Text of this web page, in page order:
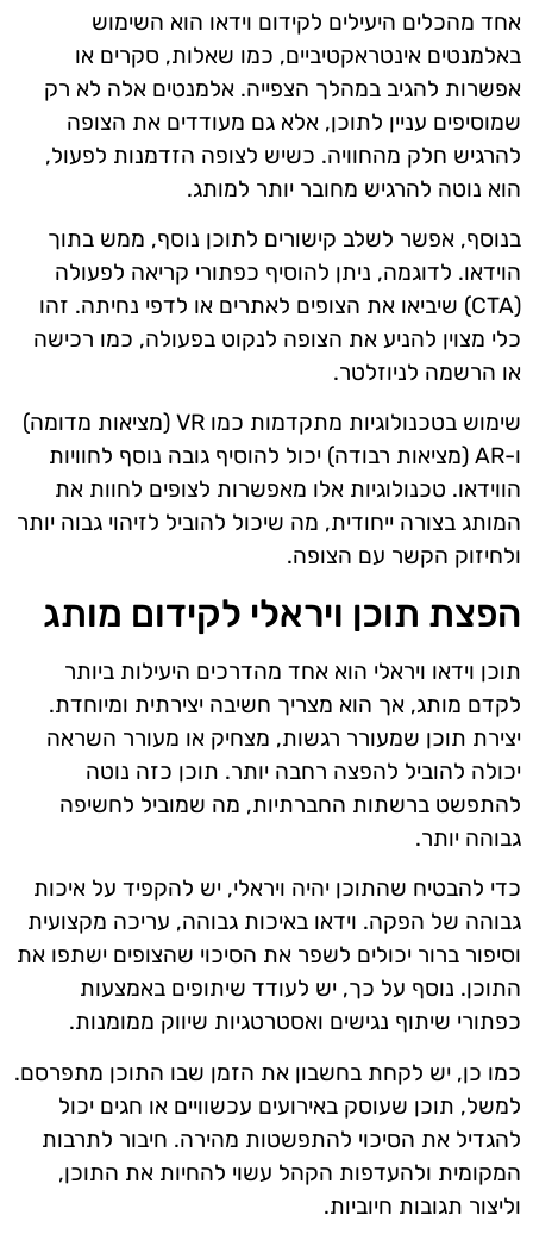
אחד מהכלים היעילים לקידום וידאו הוא השימוש
באלמנטים אינטראקטיביים, כמו שאלות, סקרים או
אפשרות להגיב במהלך הצפייה. אלמנטים אלה לא רק
שמוסיפים עניין לתוכן, אלא גם מעודדים את הצופה
להרגיש חלק מהחוויה. כשיש לצופה הזדמנות לפעול,
הוא נוטה להרגיש מחובר יותר למותג.
בנוסף, אפשר לשלב קישורים לתוכן נוסף, ממש בתוך
הוידאו. לדוגמה, ניתן להוסיף כפתורי קריאה לפעולה
(CTA) שיביאו את הצופים לאתרים או לדפי נחיתה. זהו
כלי מצוין להניע את הצופה לנקוט בפעולה, כמו רכישה
או הרשמה לניוזלטר.
שימוש בטכנולוגיות מתקדמות כמו VR (מציאות מדומה)
ו-AR (מציאות רבודה) יכול להוסיף גובה נוסף לחוויות
הווידאו. טכנולוגיות אלו מאפשרות לצופים לחוות את
המותג בצורה ייחודית, מה שיכול להוביל לזיהוי גבוה יותר
ולחיזוק הקשר עם הצופה.
הפצת תוכן ויראלי לקידום מותג
תוכן וידאו ויראלי הוא אחד מהדרכים היעילות ביותר
לקדם מותג, אך הוא מצריך חשיבה יצירתית ומיוחדת.
יצירת תוכן שמעורר רגשות, מצחיק או מעורר השראה
יכולה להוביל להפצה רחבה יותר. תוכן כזה נוטה
להתפשט ברשתות החברתיות, מה שמוביל לחשיפה
גבוהה יותר.
כדי להבטיח שהתוכן יהיה ויראלי, יש להקפיד על איכות
גבוהה של הפקה. וידאו באיכות גבוהה, עריכה מקצועית
וסיפור ברור יכולים לשפר את הסיכוי שהצופים ישתפו את
התוכן. נוסף על כך, יש לעודד שיתופים באמצעות
כפתורי שיתוף נגישים ואסטרטגיות שיווק ממומנות.
כמו כן, יש לקחת בחשבון את הזמן שבו התוכן מתפרסם.
למשל, תוכן שעוסק באירועים עכשוויים או חגים יכול
להגדיל את הסיכוי להתפשטות מהירה. חיבור לתרבות
המקומית ולהעדפות הקהל עשוי להחיות את התוכן,
וליצור תגובות חיוביות.